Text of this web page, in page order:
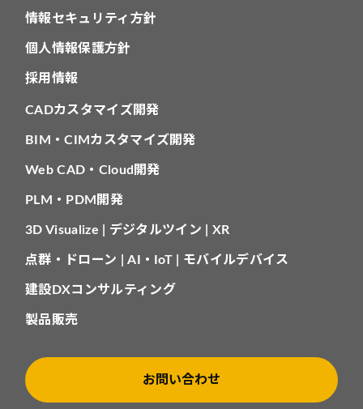
情報セキュリティ方針
個人情報保護方針
採用情報
CADカスタマイズ開発
BIM・CIMカスタマイズ開発
Web CAD・Cloud開発
PLM・PDM開発
3D Visualize | デジタルツイン | XR
点群・ドローン | AI・IoT | モバイルデバイス
建設DXコンサルティング
製品販売
お問い合わせ